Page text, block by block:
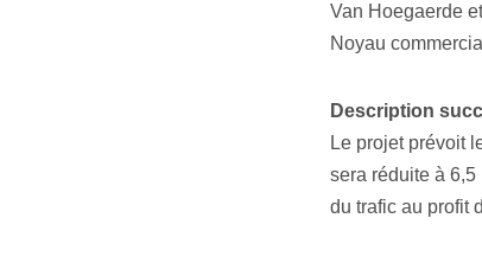
Van Hoegaerde
Noyau
Description
Le projet prévoit
sera réduite à 6,5
du trafic au profit